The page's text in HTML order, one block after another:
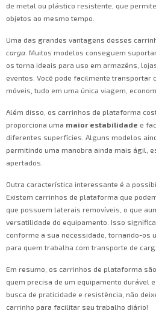
de metal ou plástico resistente, que
objetos ao mesmo tempo.
Uma das grandes vantagens desses
carga . Muitos modelos conseguem
os torna ideais para uso em armazéns,
eventos. Você pode facilmente transportar
móveis, tudo em uma única viagem,
Além disso, os carrinhos de plataforma
proporciona uma maior estabilidade e
diferentes superfícies. Alguns modelos
permitindo uma manobra ainda mais ágil,
apertados.
Outra característica interessante é a
Existem carrinhos de plataforma que
que possuem laterais removíveis, o que
versatilidade do equipamento. Isso
conforme a sua necessidade, tornando-os
para quem trabalha com transporte de
Em resumo, os carrinhos de plataforma
quem precisa de um equipamento durável
busca de praticidade e resistência, não
carrinho para facilitar seu trabalho diário!